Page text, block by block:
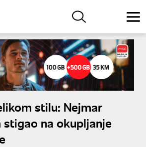
stilu: Nejmar
na okupljanje